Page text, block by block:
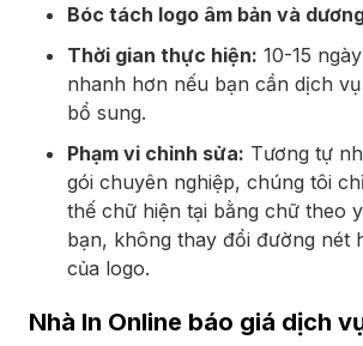
Bóc tách logo âm bản và
Thời gian thực hiện: 10-15
nhanh hơn nếu bạn cần dịch
bổ sung.
Phạm vi chỉnh sửa: Tương tự
gói chuyên nghiệp, chúng tôi
thế chữ hiện tại bằng chữ theo
bạn, không thay đổi đường nét
của logo.
Nhà In Online báo giá dịch